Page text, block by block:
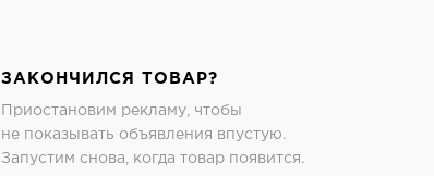
ЗАКОНЧИЛСЯ ТОВАР?
Приостановим рекламу, чтобы
не показывать объявления впустую.
Запустим снова, когда товар появится.